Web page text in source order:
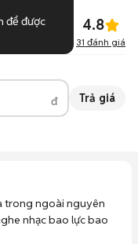
4.8
31 đánh giá
đ Trả giá
trong ngoài nguyên
nhạc bao lực bao
để được